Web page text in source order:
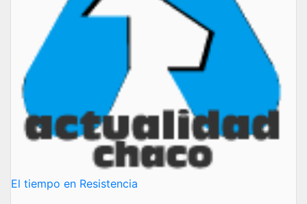
El tiempo en Resistencia